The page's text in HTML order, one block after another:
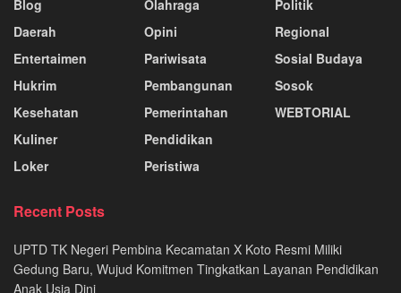
Blog
Daerah
Entertaimen
Hukrim
Kesehatan
Kuliner
Loker
Olahraga
Opini
Pariwisata
Pembangunan
Pemerintahan
Pendidikan
Peristiwa
Politik
Regional
Sosial Budaya
Sosok
WEBTORIAL
Recent Posts
UPTD TK Negeri Pembina Kecamatan X Koto Resmi Miliki
Gedung Baru, Wujud Komitmen Tingkatkan Layanan Pendidikan
Anak Usia Dini